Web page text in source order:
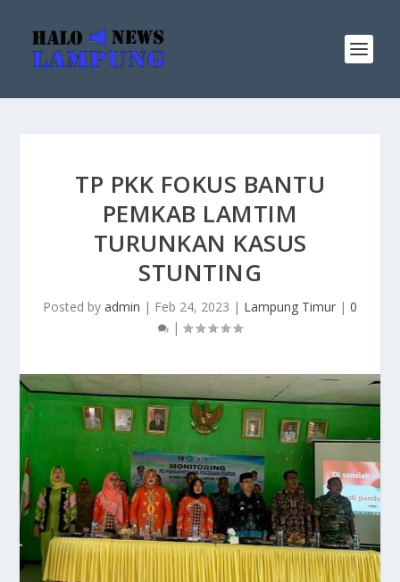
TP PKK FOKUS BANTU
PEMKAB LAMTIM
TURUNKAN KASUS
STUNTING
Posted by admin | Feb 24, 2023 | Lampung Timur | 0
|